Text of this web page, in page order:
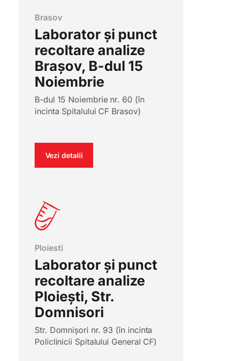
Brasov
Laborator și punct
recoltare analize
Brașov, B-dul 15
Noiembrie
B-dul 15 Noiembrie nr. 60 (în
incinta Spitalului CF Brasov)
Vezi detalii
Ploiesti
Laborator și punct
recoltare analize
Ploiești, Str.
Domnisori
Str. Domnișori nr. 93 (în incinta
Policlinicii Spitalului General CF)